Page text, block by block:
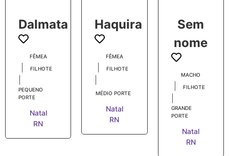
Dalmata
FÊMEA
FILHOTE
PEQUENO
PORTE
Natal
RN
Haquira
FÊMEA
FILHOTE
MÉDIO PORTE
Natal
RN
Sem
nome
MACHO
FILHOTE
GRANDE
PORTE
Natal
RN